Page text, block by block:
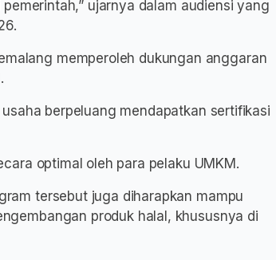
ujarnya dalam audiensi yang
memperoleh dukungan anggaran
berpeluang mendapatkan sertifikasi
optimal oleh para pelaku UMKM.
tersebut juga diharapkan mampu
produk halal, khususnya di